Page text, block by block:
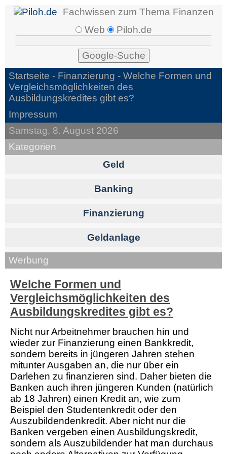
Fachwissen zum Thema Finanzen
Web
Piloh.de
Startseite - Finanzierung - Welche Formen und
Vergleichsmöglichkeiten des
Ausbildungskredites gibt es?
Impressum
Samstag, 8. August 2026
Kategorien
Geld
Banking
Finanzierung
Geldanlage
Werbung
Welche Formen und
Vergleichsmöglichkeiten des
Ausbildungskredites gibt es?
Nicht nur Arbeitnehmer brauchen hin und
wieder zur Finanzierung einen Bankkredit,
sondern bereits in jüngeren Jahren stehen
mitunter Ausgaben an, die nur über ein
Darlehen zu finanzieren sind. Daher bieten die
Banken auch ihren jüngeren Kunden (natürlich
ab 18 Jahren) einen Kredit an, wie zum
Beispiel den Studentenkredit oder den
Auszubildendenkredit. Aber nicht nur die
Banken vergeben einen Ausbildungskredit,
sondern als Auszubildender hat man durchaus